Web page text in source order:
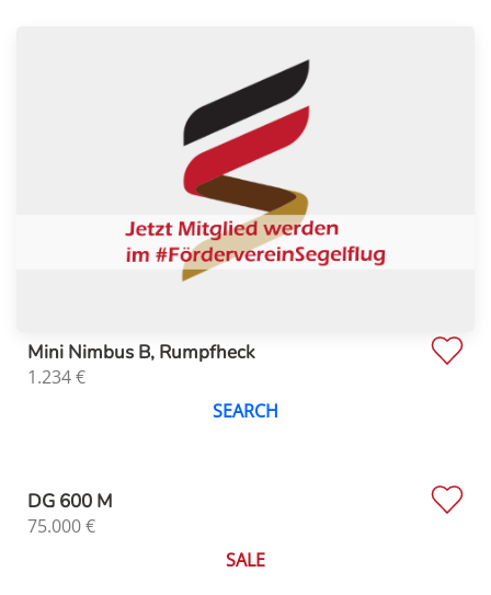
Mini Nimbus B, Rumpfheck
1.234€
SEARCH
DG 600 M
75.000€
SALE